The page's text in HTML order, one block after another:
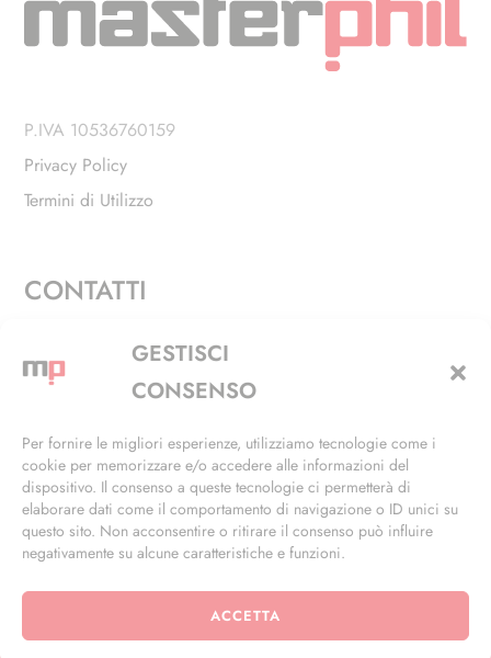
GESTISCI
CONSENSO
Per fornire le migliori esperienze, utilizziamo tecnologie come i
cookie per memorizzare e/o accedere alle informazioni del
dispositivo. Il consenso a queste tecnologie ci permetterà di
elaborare dati come il comportamento di navigazione o ID unici su
questo sito. Non acconsentire o ritirare il consenso può influire
negativamente su alcune caratteristiche e funzioni.
ACCETTA
P.IVA 10536760159
Privacy Policy
Termini di Utilizzo
CONTATTI
Via Alfieri, 27 - Trezzano Sul Naviglio (MI)
+39 02 4846 3155
info@masterphil.it